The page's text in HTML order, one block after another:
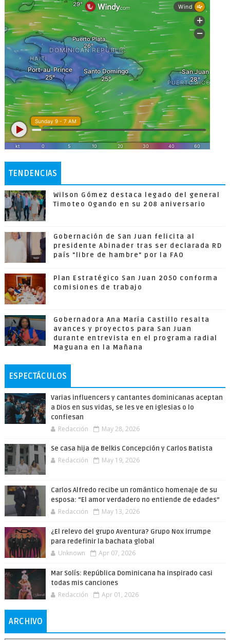
TENDENCIAS
Wilson Gómez destaca legado del general
Timoteo Ogando en su 208 aniversario
Gobernación de San Juan felicita al
presidente Abinader tras ser declarada RD
país "libre de hambre" por la FAO
Plan Estratégico San Juan 2050 conforma
comisiones de trabajo
Gobernadora Ana María Castillo resalta
avances y proyectos para San Juan
durante entrevista en el programa radial
Maguana en la Mañana
ESPECTÁCULOS
Varias influencers y cantantes dominicanas aceptan
a Dios en sus vidas, se les ve en iglesias o lo
confiesan
Redacción May 28, 2026
Se casa hija de Belkis Concepción y Carlos Batista
Redacción May 19, 2026
Carlos Alfredo recibe un romántico homenaje de su
esposa: “El amor verdadero no entiende de edades”
Redacción May 13, 2026
¿El relevo del grupo Aventura? Grupo Nox irrumpe
para redefinir la bachata global
Unknown Apr 07, 2026
Mar Solís: República Dominicana ha inspirado casi
todas mis canciones
Redacción Apr 01, 2026
ARCHIVO